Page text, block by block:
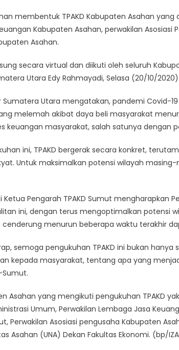
membentuk TPAKD Kabupaten Asahan
Kabupaten Asahan, perwakilan Asosiasi
Asahan.
secara virtual dan diikuti oleh seluruh
Utara Edy Rahmayadi, Selasa (20/10/2020).
Utara mengatakan, pandemi Covid-
melemah akibat daya beli masyarakat
keuangan masyarakat, salah satunya dengan
ini, TPAKD bergerak secara konkret,
Untuk maksimalkan potensi wilayah masing-
Ketua Pengarah TPAKD Sumut mengharapkan
ini, dengan terus mengoptimalkan potensi
menurun beberapa waktu terakhir
semoga pengukuhan TPAKD ini bukan hanya
kepada masyarakat, tentang apa yang
Asahan yang mengikuti pengukuhan TPAKD
Umum, Perwakilan Lembaga Jasa
Perwakilan Asosiasi pengusaha Kabupaten
Asahan (UNA) Dekan Fakultas Ekonomi. (bp/